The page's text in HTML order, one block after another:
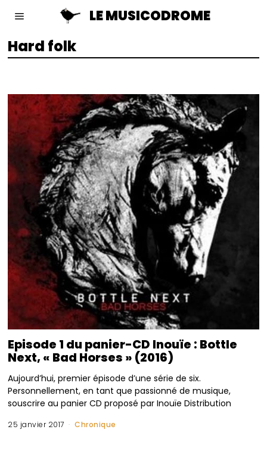
LE MUSICODROME
Hard folk
Episode 1 du panier-CD Inouïe : Bottle
Next, « Bad Horses » (2016)
Aujourd’hui, premier épisode d’une série de six.
Personnellement, en tant que passionné de musique,
souscrire au panier CD proposé par Inouïe Distribution
25 janvier 2017 Chronique